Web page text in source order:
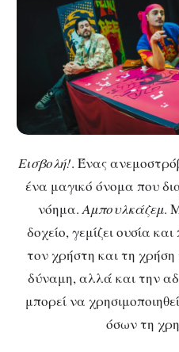
Εισβολή!. Ένας
ένα μαγικό όνομα που
νόημα.Αμπουλκάζεμ.
δοχείο, γεμίζει ουσία
τον χρήστη και τη
δύναμη, αλλά και την
μπορεί να
όσων τη